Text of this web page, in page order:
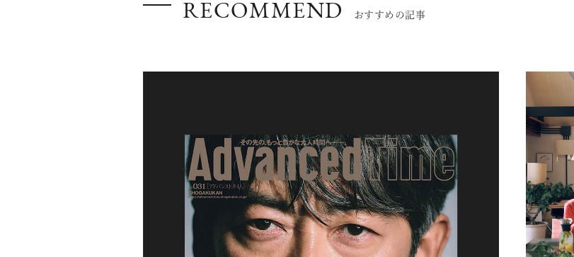
シャルに寄り添いたい。
何かに縛られていた時間から解き放たれつつある世代のライフスタイル
を豊かに彩る『AdvancedTime』が発信する情報をさらに充実し、より速やか
に、活用できる「AdvancedClub」会員組織を設けました。
「AdvancedClub」会員に登録すると、プレゼント応募情報の一覧、プレミアム
RECOMMEND おすすめの記事